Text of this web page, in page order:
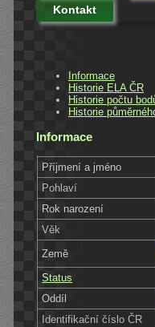
Kontakt
Informace
Historie ELA ČR
Historie počtu
Historie
Informace
Příjmení a jméno
Pohlaví
Rok narození
Věk
Země
Status
Oddíl
Identifikační číslo ČR